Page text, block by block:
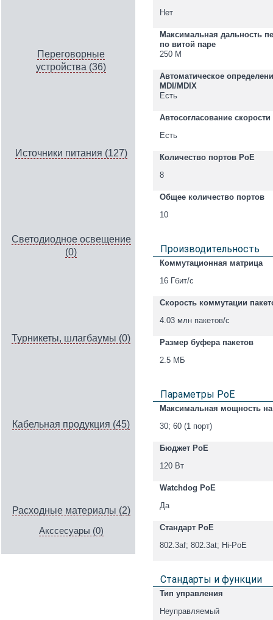
Переговорные
устройства (36)
Источники питания (127)
Светодиодное освещение
(0)
Турникеты, шлагбаумы (0)
Кабельная продукция (45)
Расходные материалы (2)
Акссесуары (0)
Нет
Максимальная дальность
по витой паре
250 М
Автоматическое
MDI/MDIX
Есть
Автосогласование
Есть
Количество портов PoE
8
Общее количество портов
10
Производительность
Коммутационная матрица
16 Гбит/с
Скорость коммутации
4.03 млн пакетов/с
Размер буфера пакетов
2.5 МБ
Параметры PoE
Максимальная мощность на
30; 60 (1 порт)
Бюджет PoE
120 Вт
Watchdog PoE
Да
Стандарт PoE
802.3af; 802.3at; Hi-PoE
Стандарты и функции
Тип управления
Неуправляемый